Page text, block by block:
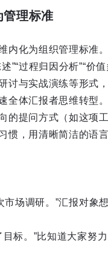
管理标准
内化为组织管理标准
过程归因分析”“价
讨与实战演练等形式
全体汇报者思维转型
的提问方式（如这项
，用清晰简洁的语
场调研。”汇报对象想
标。”比知道大家努